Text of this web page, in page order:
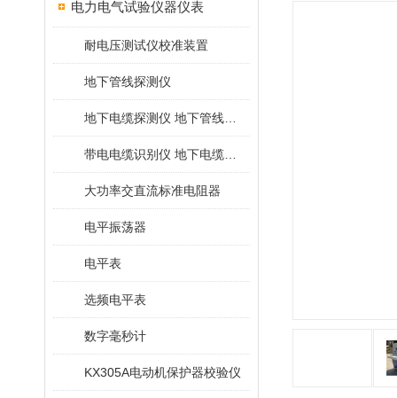
电力电气试验仪器仪表
耐电压测试仪校准装置
地下管线探测仪
大功率交直流标准电阻器
电平振荡器
电平表
选频电平表
数字毫秒计
KX305A电动机保护器校验仪